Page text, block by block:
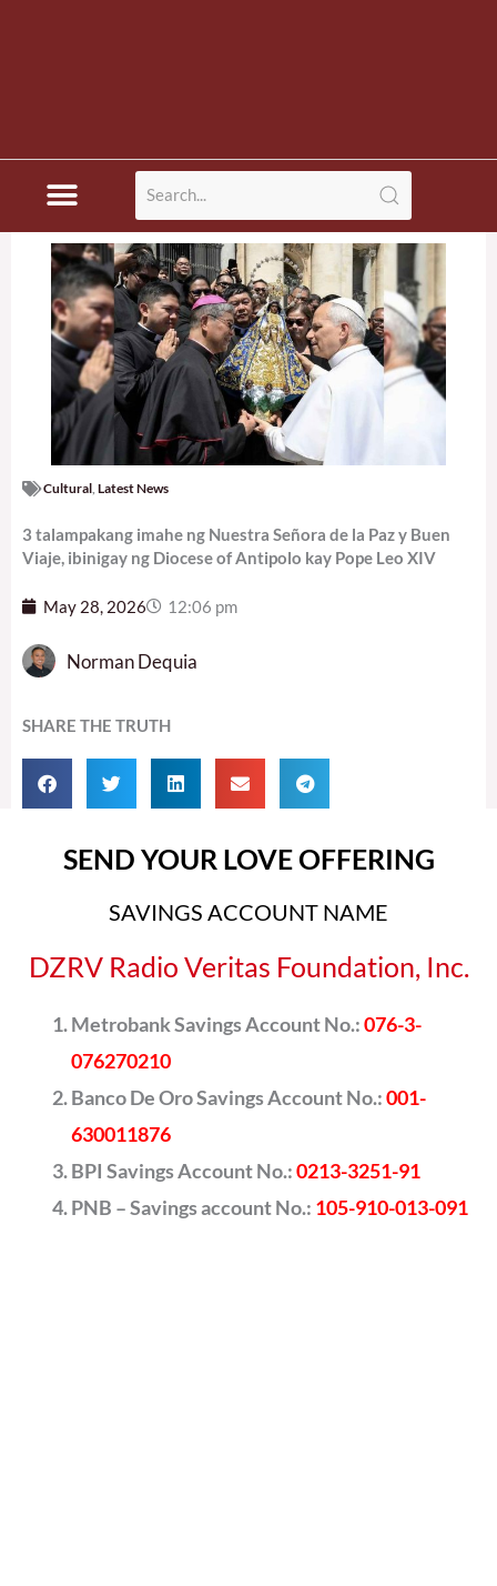
Cultural Latest News
3 talampakang imahe ng Nuestra Señora de la Paz y Buen
Viaje, ibinigay ng Diocese of Antipolo kay Pope Leo XIV
May 28, 2026 12:06 pm
Norman Dequia
SHARE THE TRUTH
SEND YOUR LOVE OFFERING
SAVINGS ACCOUNT NAME
DZRV Radio Veritas Foundation, Inc.
Metrobank Savings Account No.:076-3-
076270210
Banco De Oro Savings Account No.:001-
630011876
BPI Savings Account No.:0213-3251-91
PNB – Savings account No.: 105-910-013-091